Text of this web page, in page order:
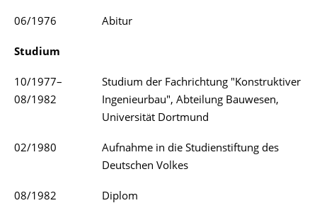
06/1976 Abitur
Studium
10/1977–
08/1982
Studium der Fachrichtung "Konstruktiver
Ingenieurbau", Abteilung Bauwesen,
Universität Dortmund
02/1980
Aufnahme in die Studienstiftung des
Deutschen Volkes
08/1982 Diplom